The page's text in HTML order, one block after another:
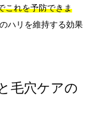
これを予防できま
ハリを維持する効果
毛穴ケアの